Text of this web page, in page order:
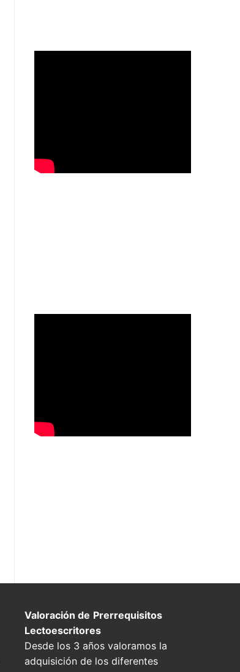
Valoración de Prerrequisitos
Lectoescritores
Desde los 3 años valoramos la
adquisición de los diferentes